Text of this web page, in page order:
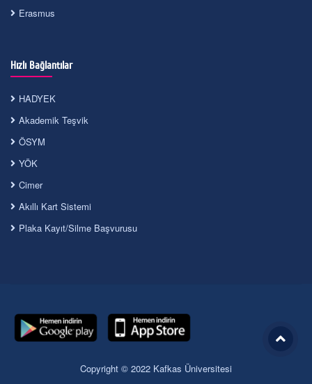
Erasmus
Hızlı Bağlantılar
HADYEK
Akademik Teşvik
ÖSYM
YÖK
Cimer
Akıllı Kart Sistemi
Plaka Kayıt/Silme Başvurusu
Copyright © 2022 Kafkas Üniversitesi